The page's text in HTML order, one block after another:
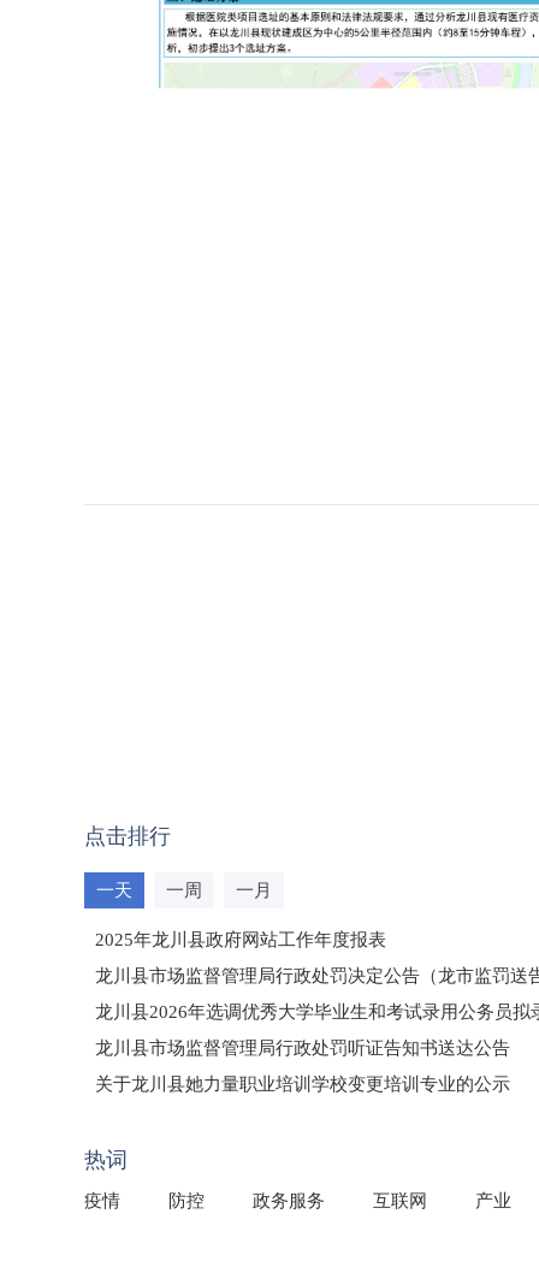
点击排行
一天 一周 一月
2025年龙川县政府网站工作年度报表
龙川县市场监督管理局行政处罚决定公告（龙市监罚送
龙川县2026年选调优秀大学毕业生和考试录用公务员拟
龙川县市场监督管理局行政处罚听证告知书送达公告
（龙市监罚送告〔2026〕71号）
关于龙川县她力量职业培训学校变更培训专业的公示
热词
疫情 防控 政务服务 互联网 产业